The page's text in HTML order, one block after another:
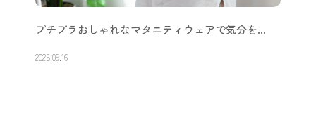
プチプラおしゃれなマタニティウェアで気分を…
2025.09.16